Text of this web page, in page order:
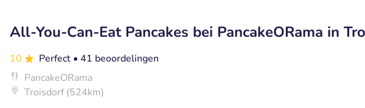
All-You-Can-Eat Pancakes bei PancakeORama in
10 Perfect • 41 beoordelingen
PancakeORama
Troisdorf (524km)